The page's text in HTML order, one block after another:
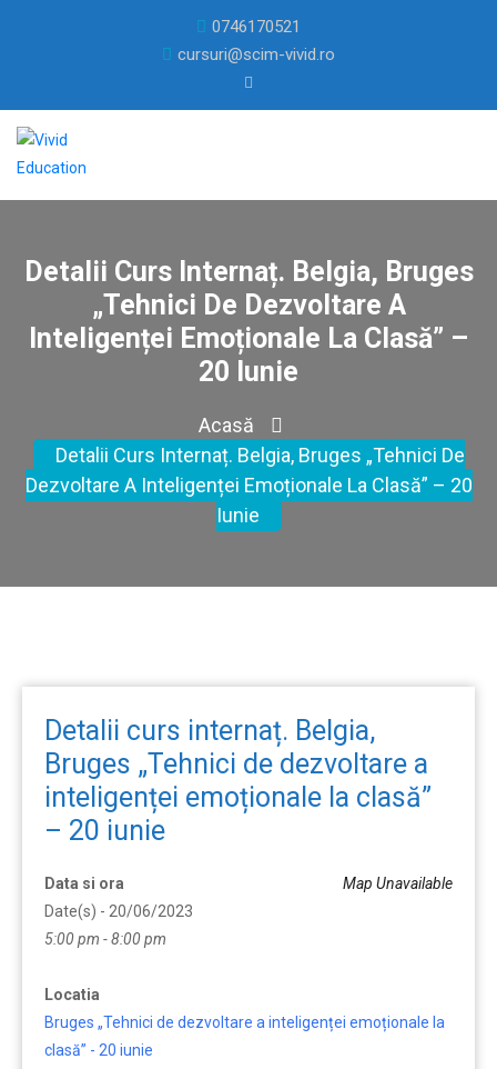
0746170521
cursuri@scim-vivid.ro
Detalii Curs Internaț. Belgia, Bruges
„Tehnici De Dezvoltare A
Inteligenței Emoționale La Clasă” –
20 Iunie
Acasă
Detalii Curs Internaț. Belgia, Bruges „Tehnici De
Dezvoltare A Inteligenței Emoționale La Clasă” – 20
Iunie
Detalii curs internaț. Belgia,
Bruges „Tehnici de dezvoltare a
inteligenței emoționale la clasă”
– 20 iunie
Map Unavailable
Data si ora
Date(s) - 20/06/2023
5:00 pm - 8:00 pm
Locatia
Bruges „Tehnici de dezvoltare a inteligenței emoționale la
clasă” - 20 iunie